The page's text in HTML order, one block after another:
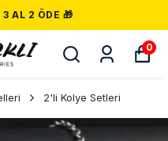
3 AL 2 ÖDE 🎁
0
2'li Kolye Setleri